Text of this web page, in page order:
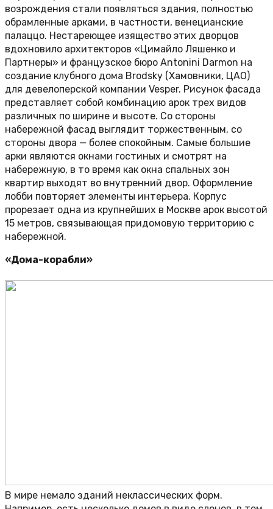
возрождения стали появляться здания, полностью
обрамленные арками, в частности, венецианские
палаццо. Нестареющее изящество этих дворцов
вдохновило архитекторов «Цимайло Ляшенко и
Партнеры» и французское бюро Antonini Darmon на
создание клубного дома Brodsky (Хамовники, ЦАО)
для девелоперской компании Vesper. Рисунок фасада
представляет собой комбинацию арок трех видов
различных по ширине и высоте. Со стороны
набережной фасад выглядит торжественным, со
стороны двора — более спокойным. Самые большие
арки являются окнами гостиных и смотрят на
набережную, в то время как окна спальных зон
квартир выходят во внутренний двор. Оформление
лобби повторяет элементы интерьера. Корпус
прорезает одна из крупнейших в Москве арок высотой
15 метров, связывающая придомовую территорию с
набережной.
«Дома-корабли»
В мире немало зданий неклассических форм.